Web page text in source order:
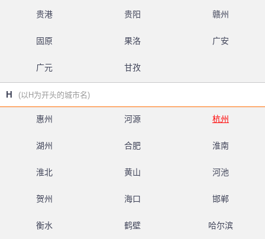
贵港 贵阳 赣州
固原 果洛 广安
广元 甘孜
H (以H为开头的城市名)
惠州 河源 杭州
湖州 合肥 淮南
淮北 黄山 河池
贺州 海口 邯郸
衡水 鹤壁 哈尔滨